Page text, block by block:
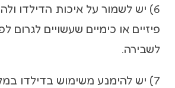
6) יש לשמור על איכות הדילדו
פיזיים או כימיים שעשויים לגרום
לשבירה.
7) יש להימנע משימוש בדילדו